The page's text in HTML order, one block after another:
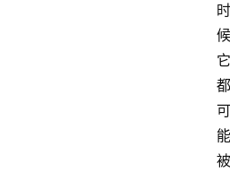
时
候
它
都
可
能
被